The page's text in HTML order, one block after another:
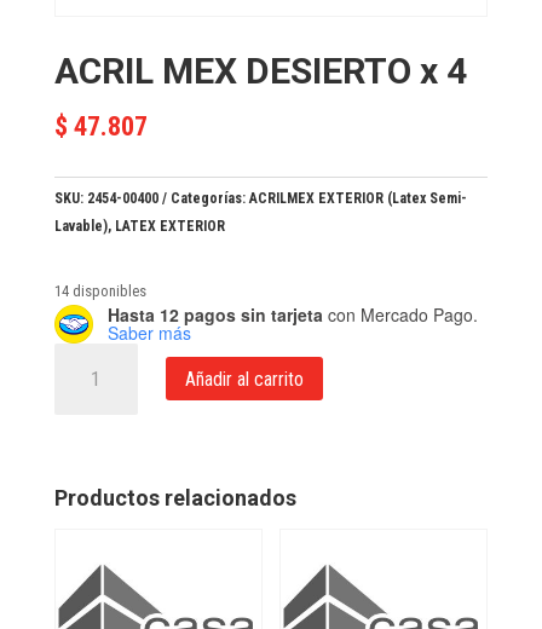
ACRIL MEX DESIERTO x 4
$ 47.807
SKU: 2454-00400 Categorías: ACRILMEX EXTERIOR (Latex Semi-
Lavable), LATEX EXTERIOR
14 disponibles
Hasta 12 pagos sin tarjeta con Mercado Pago.
Saber más
cantidad
Añadir al carrito
Productos relacionados